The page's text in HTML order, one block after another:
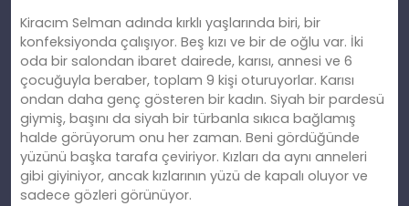
Kiracım Selman adında kırklı yaşlarında biri, bir
konfeksiyonda çalışıyor. Beş kızı ve bir de oğlu var. İki
oda bir salondan ibaret dairede, karısı, annesi ve 6
çocuğuyla beraber, toplam 9 kişi oturuyorlar. Karısı
ondan daha genç gösteren bir kadın. Siyah bir pardesü
giymiş, başını da siyah bir türbanla sıkıca bağlamış
halde görüyorum onu her zaman. Beni gördüğünde
yüzünü başka tarafa çeviriyor. Kızları da aynı anneleri
gibi giyiniyor, ancak kızlarının yüzü de kapalı oluyor ve
sadece gözleri görünüyor.